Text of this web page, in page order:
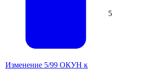
Изменение 5/99 ОКУН к
5